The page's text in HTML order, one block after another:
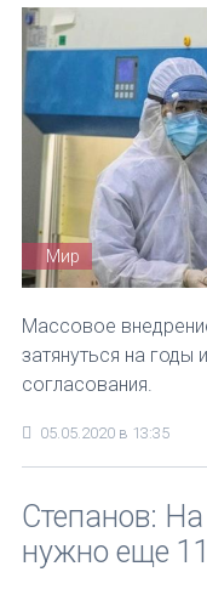
Мир
Массовое
затянуться на
согласования.
05.05.2020 в 13:35
Степанов:
нужно еще